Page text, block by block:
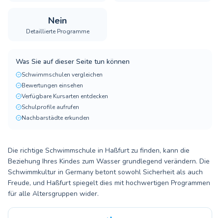
Nein
Detaillierte Programme
Was Sie auf dieser Seite tun können
Schwimmschulen vergleichen
Bewertungen einsehen
Verfügbare Kursarten entdecken
Schulprofile aufrufen
Nachbarstädte erkunden
Die richtige Schwimmschule in Haßfurt zu finden, kann die
Beziehung Ihres Kindes zum Wasser grundlegend verändern. Die
Schwimmkultur in Germany betont sowohl Sicherheit als auch
Freude, und Haßfurt spiegelt dies mit hochwertigen Programmen
für alle Altersgruppen wider.